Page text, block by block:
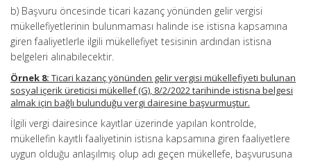
b) Başvuru öncesinde ticari kazanç yönünden gelir vergisi
mükellefiyetlerinin bulunmaması halinde ise istisna kapsamına
giren faaliyetlerle ilgili mükellefiyet tesisinin ardından istisna
belgeleri alınabilecektir.
Örnek 8: Ticari kazanç yönünden gelir vergisi mükellefiyeti bulunan
sosyal içerik üreticisi mükellef (G), 8/2/2022 tarihinde istisna belgesi
almak için bağlı bulunduğu vergi dairesine başvurmuştur.
İlgili vergi dairesince kayıtlar üzerinde yapılan kontrolde,
mükellefin kayıtlı faaliyetinin istisna kapsamına giren faaliyetlere
uygun olduğu anlaşılmış olup adı geçen mükellefe, başvurusuna